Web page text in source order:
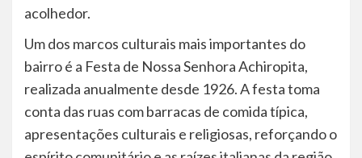
acolhedor.
Um dos marcos culturais mais importantes do
bairro é a Festa de Nossa Senhora Achiropita,
realizada anualmente desde 1926. A festa toma
conta das ruas com barracas de comida típica,
apresentações culturais e religiosas, reforçando o